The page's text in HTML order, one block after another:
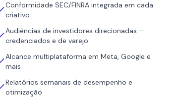
Conformidade SEC/FINRA integrada em cada
criativo
Audiências de investidores direcionadas —
credenciados e de varejo
Alcance multiplataforma em Meta, Google e
mais
Relatórios semanais de desempenho e
otimização